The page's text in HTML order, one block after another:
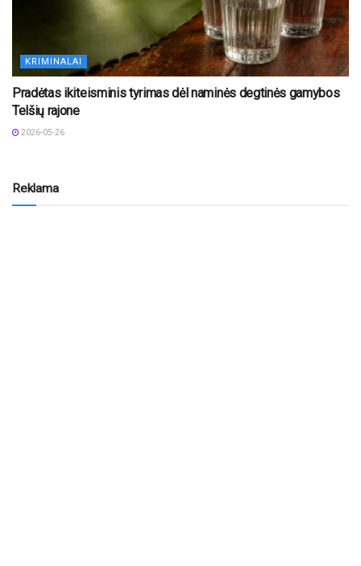
KRIMINALAI
Pradėtas ikiteisminis tyrimas dėl naminės degtinės gamybos
Telšių rajone
2026-05-26
Reklama